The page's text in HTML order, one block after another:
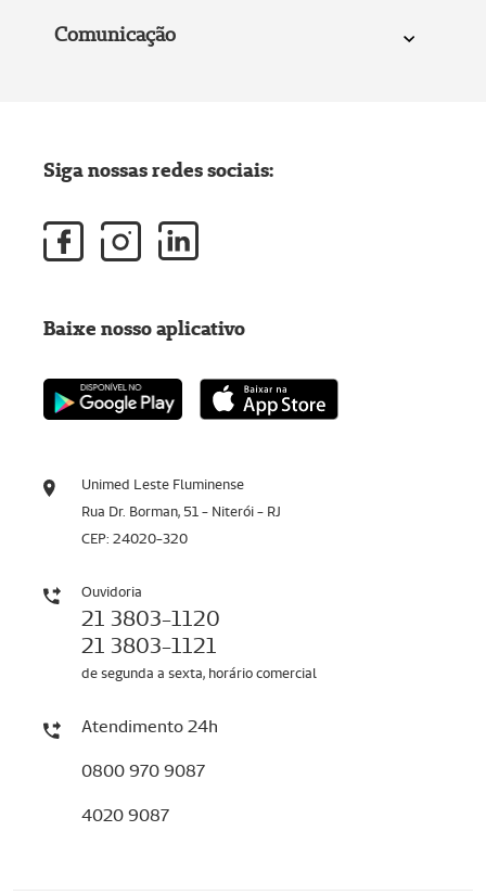
Comunicação
Unimed Leste Fluminense
Rua Dr. Borman, 51 - Niterói - RJ
CEP: 24020-320
Ouvidoria
21 3803-1120
21 3803-1121
de segunda a sexta, horário comercial
Atendimento 24h
0800 970 9087
4020 9087
Siga nossas redes sociais:
Baixe nosso aplicativo